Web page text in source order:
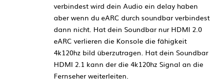
verbindest wird dein Audio ein delay haben
aber wenn du eARC durch soundbar verbindest
dann nicht. Hat dein Soundbar nur HDMI 2.0
eARC verlieren die Konsole die fähigkeit
4k120hz bild überzutragen. Hat dein Soundbar
HDMI 2.1 kann der die 4k120hz Signal an die
Fernseher weiterleiten.